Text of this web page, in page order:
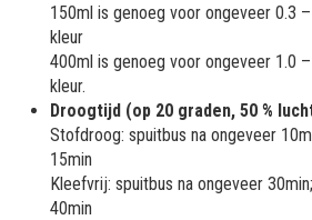
150ml is genoeg voor ongeveer 0.3
kleur
400ml is genoeg voor ongeveer 1.0
kleur.
Droogtijd (op 20 graden, 50 %
Stofdroog: spuitbus na ongeveer
15min
Kleefvrij: spuitbus na ongeveer
40min